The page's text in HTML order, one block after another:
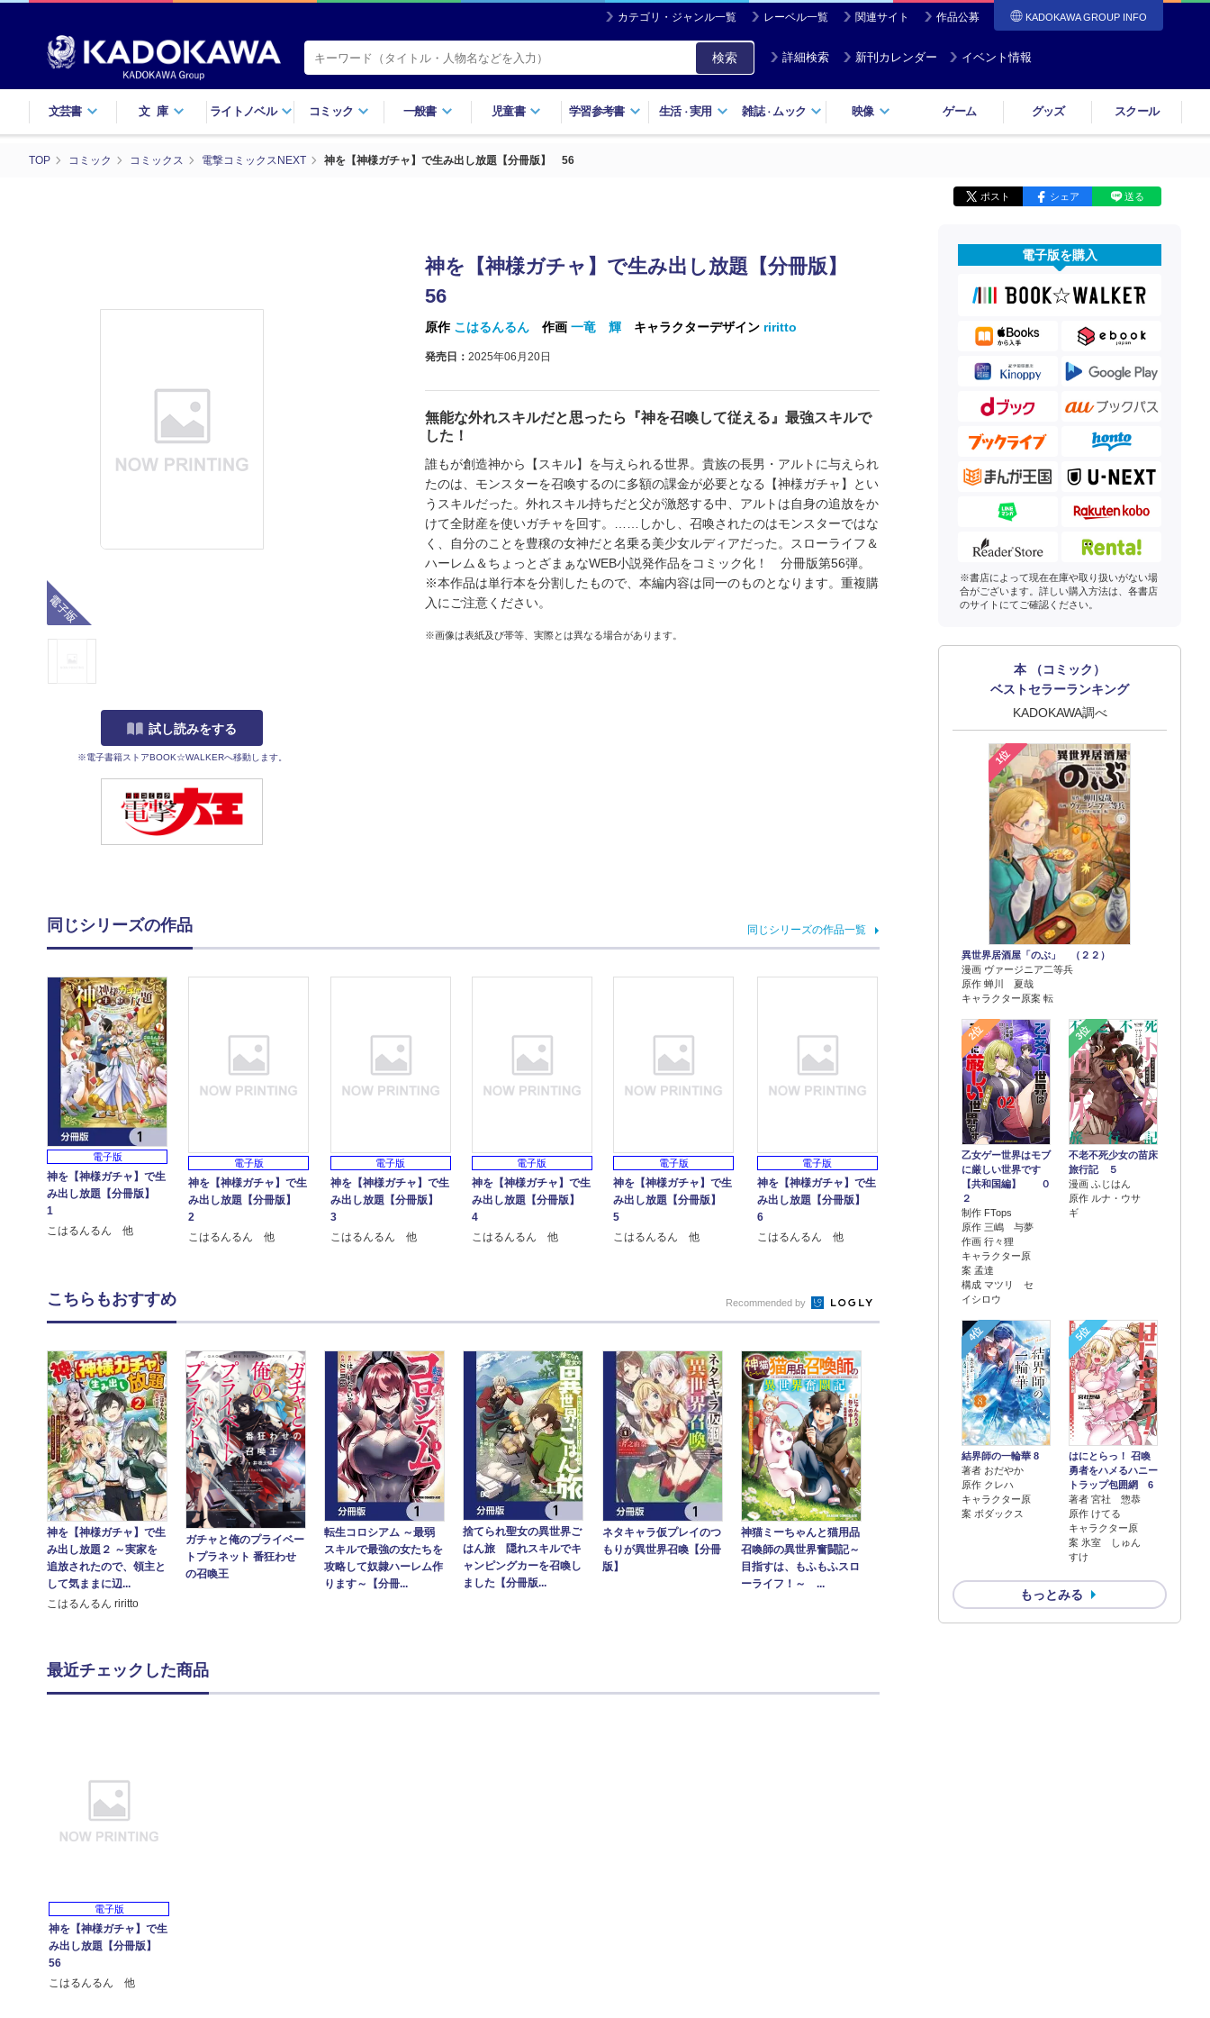
カテゴリ・ジャンル一覧 レーベル一覧 関連サイト 作品公募 KADOKAWA GROUP INFO
検索 詳細検索 新刊カレンダー イベント情報
文芸書 文庫 ライトノベル コミック 一般書 児童書 学習参考書 生活・実用 雑誌・ ムック 映像 ゲーム グッズ スクール
TOP コミック コミックス 電撃コミックスNEXT 神を【神様ガチャ】で生み出し放題【分冊版】 56
ポスト シェア 送る
試し読みをする
※電子書籍ストアBOOK☆WALKERへ移動します。
神を【神様ガチャ】で生み出し放題【分冊版】
56
原作 こはるんるん 作画 一竜 輝 キャラクターデザイン riritto
発売日： 2025年06月20日
無能な外れスキルだと思ったら『神を召喚して従える』最強スキルで
した！
誰もが創造神から【スキル】を与えられる世界。貴族の長男・アルトに与えられ
たのは、モンスターを召喚するのに多額の課金が必要となる【神様ガチャ】とい
うスキルだった。外れスキル持ちだと父が激怒する中、アルトは自身の追放をか
けて全財産を使いガチャを回す。……しかし、召喚されたのはモンスターではな
く、自分のことを豊穣の女神だと名乗る美少女ルディアだった。スローライフ＆
ハーレム＆ちょっとざまぁなWEB小説発作品をコミック化！ 分冊版第56弾。
※本作品は単行本を分割したもので、本編内容は同一のものとなります。重複購
入にご注意ください。
※画像は表紙及び帯等、実際とは異なる場合があります。
同じシリーズの作品 同じシリーズの作品一覧
電子版
神を【神様ガチャ】で生
み出し放題【分冊版】
1
こはるんるん 他
電子版
神を【神様ガチャ】で生
み出し放題【分冊版】
2
こはるんるん 他
電子版
神を【神様ガチャ】で生
み出し放題【分冊版】
3
こはるんるん 他
電子版
神を【神様ガチャ】で生
み出し放題【分冊版】
4
こはるんるん 他
電子版
神を【神様ガチャ】で生
み出し放題【分冊版】
5
こはるんるん 他
電子版
神を【神様ガチャ】で生
み出し放題【分冊版】
6
こはるんるん 他
電子版を購入
※書店によって現在在庫や取り扱いがない場
合がございます。詳しい購入方法は、各書店
のサイトにてご確認ください。
本 （コミック）
ベストセラーランキング
KADOKAWA調べ
1位
異世界居酒屋「のぶ」 （２２）
漫画 ヴァージニア二等兵
原作 蝉川 夏哉
キャラクター原案 転
2位
乙女ゲー世界はモブ
に厳しい世界です
【共和国編】 ０
２
制作 FTops
原作 三嶋 与夢
作画 行々狸
キャラクター原
案 孟達
構成 マツリ セ
イシロウ
3位
不老不死少女の苗床
旅行記 ５
漫画 ふじはん
原作 ルナ・ウサ
ギ
4位
結界師の一輪華 8
著者 おだやか
原作 クレハ
キャラクター原
案 ボダックス
5位
はにとらっ！ 召喚
勇者をハメるハニー
トラップ包囲網 6
著者 宮社 惣恭
原作 けてる
キャラクター原
案 氷室 しゅん
すけ
もっとみる
こちらもおすすめ Recommended by
神を【神様ガチャ】で生
み出し放題２ ～実家を
追放されたので、領主と
して気ままに辺...
こはるんるん riritto
ガチャと俺のプライベー
トプラネット 番狂わせ
の召喚王
転生コロシアム ～最弱
スキルで最強の女たちを
攻略して奴隷ハーレム作
ります～【分冊...
捨てられ聖女の異世界ご
はん旅 隠れスキルでキ
ャンピングカーを召喚し
ました【分冊版...
ネタキャラ仮プレイのつ
もりが異世界召喚【分冊
版】
神猫ミーちゃんと猫用品
召喚師の異世界奮闘記～
目指すは、もふもふスロ
ーライフ！～ ...
最近チェックした商品
電子版
神を【神様ガチャ】で生
み出し放題【分冊版】
56
こはるんるん 他